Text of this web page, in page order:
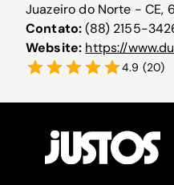
Juazeiro do Norte - CE,
Contato:(88) 2155-
Website: https://
4.9 (20)